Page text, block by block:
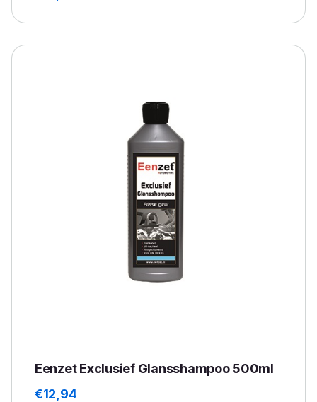
Eenzet Exclusief Glansshampoo 500ml
€12,94